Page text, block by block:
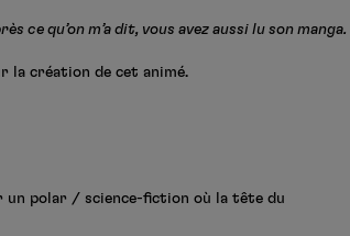
ce qu’on m’a dit, vous avez aussi lu son manga.
la création de cet animé.
un polar / science-fiction où la tête du